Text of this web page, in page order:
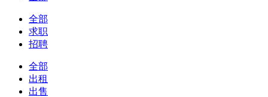
全部
求职
招聘
全部
出租
出售